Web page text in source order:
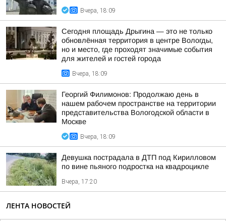
Вчера, 18:09
Сегодня площадь Дрыгина — это не только
обновлённая территория в центре Вологды,
но и место, где проходят значимые события
для жителей и гостей города
Вчера, 18:09
Георгий Филимонов: Продолжаю день в
нашем рабочем пространстве на территории
представительства Вологодской области в
Москве
Вчера, 18:09
Девушка пострадала в ДТП под Кирилловом
по вине пьяного подростка на квадроцикле
Вчера, 17:20
ЛЕНТА НОВОСТЕЙ